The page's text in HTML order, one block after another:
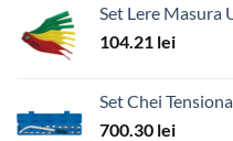
Set Lere Masura
104.21 lei
Set Chei
700.30 lei